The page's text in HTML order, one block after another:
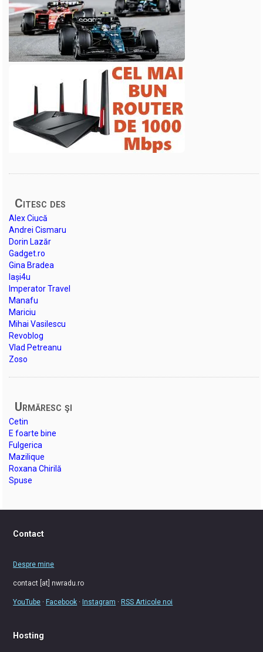
Citesc des
Alex Ciucă
Andrei Cismaru
Dorin Lazăr
Gadget.ro
Gina Bradea
Iași4u
Imperator Travel
Manafu
Mariciu
Mihai Vasilescu
Revoblog
Vlad Petreanu
Zoso
Urmăresc şi
Cetin
E foarte bine
Fulgerica
Mazilique
Roxana Chirilă
Spuse
Contact
Despre mine
contact [at] nwradu.ro
YouTube ·Facebook ·Instagram ·RSS Articole noi
Hosting